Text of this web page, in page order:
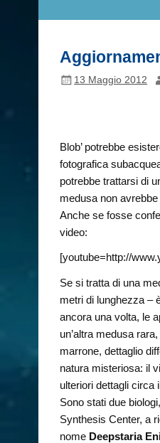
13 Maggio 2012
Blob’ potrebbe
fotografica
potrebbe trattarsi di
medusa non
Anche se fosse
video:
[youtube=http://
Se si tratta di una
metri di lunghezza –
ancora una volta, le
un’altra medusa
marrone, dettaglio
natura misteriosa: il
ulteriori dettagli circa
Sono stati due
Synthesis Center, a
nome Deepstaria